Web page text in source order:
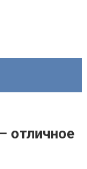
отличное